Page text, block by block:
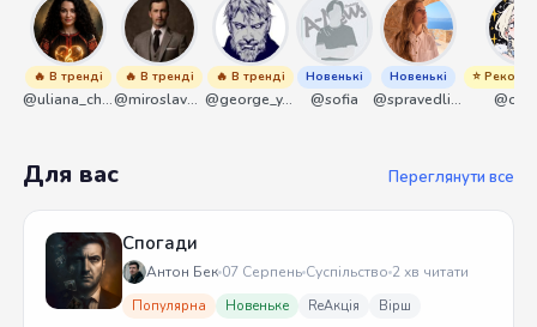
🔥 В тренді
@uliana_chernenko
🔥 В тренді
@miroslavmaniyk
🔥 В тренді
@george_y_lawlett
Новенькі
@sofia
Новенькі
@spravedliwa
⭐
Для вас Переглянути все
Спогади
Антон Бек 07 Серпень Суспільство 2 хв читати
Популярна Новеньке ReАкція Вірш